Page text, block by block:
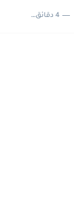
4 دقائق للقراءة